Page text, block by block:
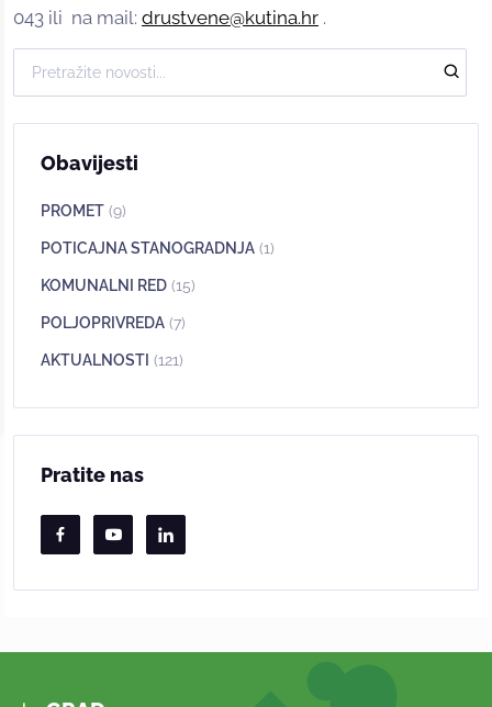
043 ili na mail: drustvene@kutina.hr .
Obavijesti
PROMET (9)
POTICAJNA STANOGRADNJA (1)
KOMUNALNI RED (15)
POLJOPRIVREDA (7)
AKTUALNOSTI (121)
Pratite nas